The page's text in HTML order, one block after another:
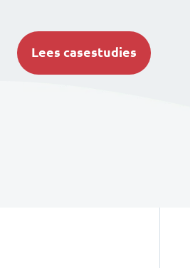
Lees casestudies